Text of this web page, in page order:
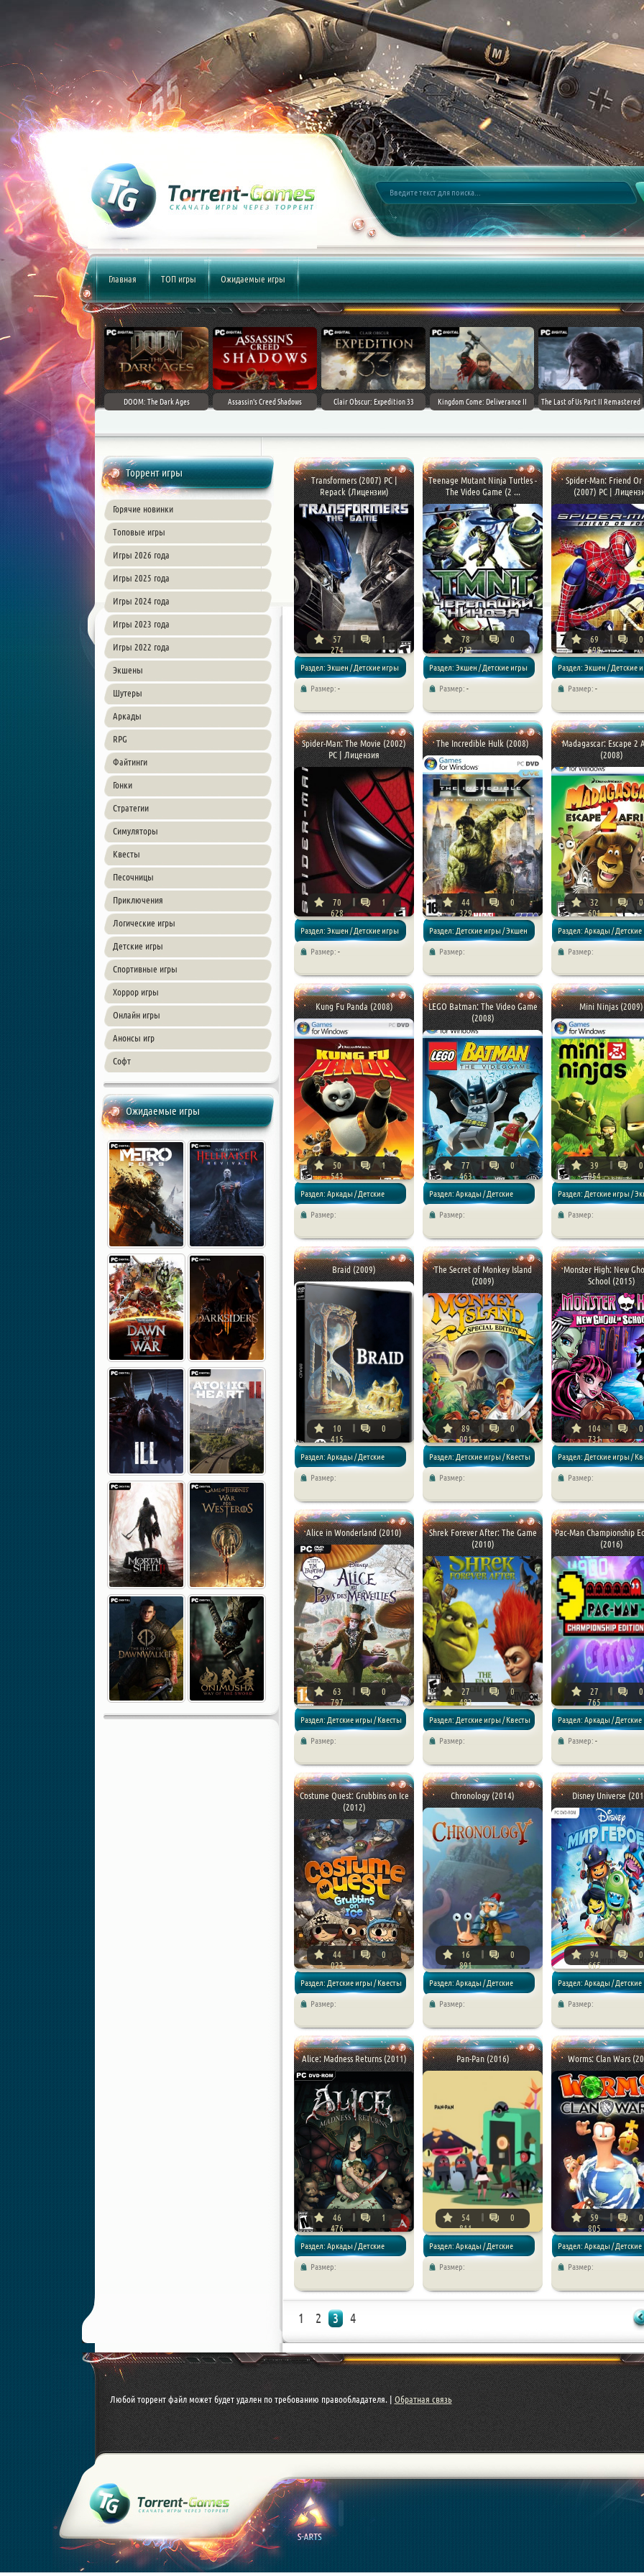
Главная ТОП игры Ожидаемые игры
DOOM: The Dark Ages Assassin's Creed Shadows Clair Obscur: Expedition 33 Kingdom Come: Deliverance II The Last of Us Part II Remastered
Торрент игры
Горячие новинки
Топовые игры
Игры 2026 года
Игры 2025 года
Игры 2024 года
Игры 2023 года
Игры 2022 года
Экшены
Шутеры
Аркады
RPG
Файтинги
Гонки
Стратегии
Симуляторы
Квесты
Песочницы
Приключения
Логические игры
Детские игры
Спортивные игры
Хоррор игры
Онлайн игры
Анонсы игр
Софт
Ожидаемые игры
Transformers (2007) PC |
Repack (Лицензии)
57
274
1
Раздел: Экшен / Детские игры
Размер: -
Teenage Mutant Ninja Turtles -
The Video Game (2 ...
78
932
0
Раздел: Экшен / Детские игры
Размер: -
Spider-Man: Friend Or
(2007) PC |
69
698
0
Раздел: Экшен / Детские
Размер: -
Spider-Man: The Movie (2002)
PC | Лицензия
70
628
1
Раздел: Экшен / Детские игры
Размер: -
The Incredible Hulk (2008)
44
329
0
Раздел: Детские игры / Экшен
Размер:
Madagascar: Escape 2
(2008)
32
601
0
Раздел: Аркады / Детские
Размер:
Kung Fu Panda (2008)
50
543
1
Раздел: Аркады / Детские
Размер:
LEGO Batman: The Video Game
(2008)
77
463
0
Раздел: Аркады / Детские
Размер:
Mini Ninjas (2009)
39
054
0
Раздел: Детские игры /
Размер:
Braid (2009)
10
415
0
Раздел: Аркады / Детские
Размер:
The Secret of Monkey Island
(2009)
89
091
0
Раздел: Детские игры / Квесты
Размер:
Monster High: New
School (2015)
104
731
0
Раздел: Детские игры /
Размер:
Alice in Wonderland (2010)
63
797
0
Раздел: Детские игры / Квесты
Размер:
Shrek Forever After: The Game
(2010)
27
483
0
Раздел: Детские игры / Квесты
Размер:
Pac-Man Championship
(2016)
27
765
0
Раздел: Аркады / Детские
Размер: -
Costume Quest: Grubbins on Ice
(2012)
44
023
0
Раздел: Детские игры / Квесты
Размер:
Chronology (2014)
16
891
0
Раздел: Аркады / Детские
Размер:
Disney Universe
94
665
0
Раздел: Аркады / Детские
Размер:
Alice: Madness Returns (2011)
46
476
1
Раздел: Аркады / Детские
Размер:
Pan-Pan (2016)
54
811
0
Раздел: Аркады / Детские
Размер:
Worms: Clan Wars
59
805
0
Раздел: Аркады / Детские
Размер:
1 2 3 4
Любой торрент файл может будет удален по требованию правообладателя. |Обратная связь